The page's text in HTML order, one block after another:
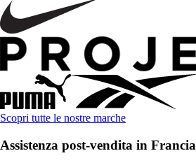
Scopri tutte le nostre marche
Assistenza post-vendita in Francia